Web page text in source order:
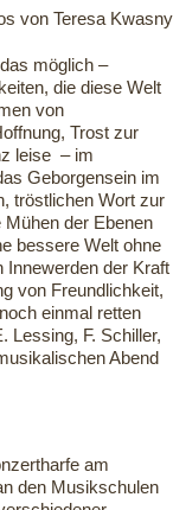
von Teresa Kwasny
möglich –
die diese Welt
von
Trost zur
leise – im
Geborgensein im
tröstlichen Wort zur
der Ebenen
bessere Welt ohne
der Kraft
von Freundlichkeit,
einmal retten
Lessing, F. Schiller,
Abend
am
den Musikschulen